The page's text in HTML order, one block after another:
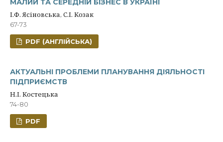
МАЛИЙ ТА СЕРЕДНІЙ БІЗНЕС В УКРАЇНІ
І.Ф. Ясіновська, С.І. Козак
67-73
PDF (АНГЛІЙСЬКА)
АКТУАЛЬНІ ПРОБЛЕМИ ПЛАНУВАННЯ ДІЯЛЬНОСТІ
ПІДПРИЄМСТВ
Н.І. Костецька
74-80
PDF